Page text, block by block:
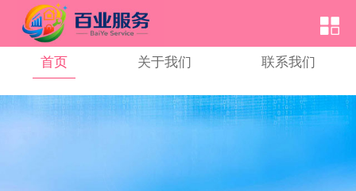
首页 关于我们 联系我们